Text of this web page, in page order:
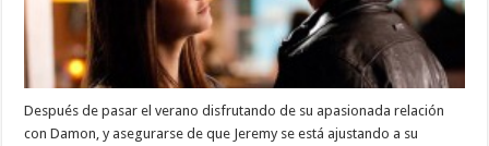
Después de pasar el verano disfrutando de su apasionada relación
con Damon, y asegurarse de que Jeremy se está ajustando a su